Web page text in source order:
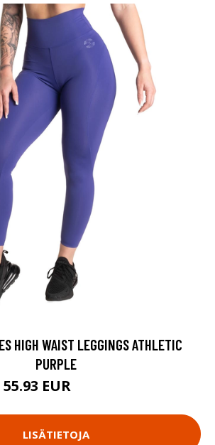
HIGH WAIST LEGGINGS ATHLETIC
PURPLE
55.93 EUR
LISÄTIETOJA